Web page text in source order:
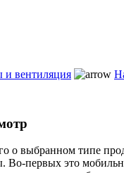
вентиляция
о выбранном типе
Во-первых это